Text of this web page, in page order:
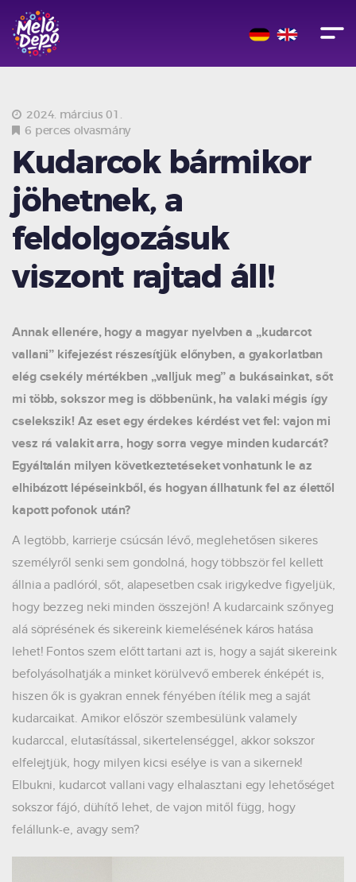
2024. március 01.
6 perces olvasmány
Kudarcok bármikor
jöhetnek, a
feldolgozásuk
viszont rajtad áll!
Annak ellenére, hogy a magyar nyelvben a „kudarcot
vallani” kifejezést részesítjük előnyben, a gyakorlatban
elég csekély mértékben „valljuk meg” a bukásainkat, sőt
mi több, sokszor meg is döbbenünk, ha valaki mégis így
cselekszik! Az eset egy érdekes kérdést vet fel: vajon mi
vesz rá valakit arra, hogy sorra vegye minden kudarcát?
Egyáltalán milyen következtetéseket vonhatunk le az
elhibázott lépéseinkből, és hogyan állhatunk fel az élettől
kapott pofonok után?
A legtöbb, karrierje csúcsán lévő, meglehetősen sikeres
személyről senki sem gondolná, hogy többször fel kellett
állnia a padlóról, sőt, alapesetben csak irigykedve figyeljük,
hogy bezzeg neki minden összejön! A kudarcaink szőnyeg
alá söprésének és sikereink kiemelésének káros hatása
lehet! Fontos szem előtt tartani azt is, hogy a saját sikereink
befolyásolhatják a minket körülvevő emberek énképét is,
hiszen ők is gyakran ennek fényében ítélik meg a saját
kudarcaikat. Amikor először szembesülünk valamely
kudarccal, elutasítással, sikertelenséggel, akkor sokszor
elfelejtjük, hogy milyen kicsi esélye is van a sikernek!
Elbukni, kudarcot vallani vagy elhalasztani egy lehetőséget
sokszor fájó, dühítő lehet, de vajon mitől függ, hogy
felállunk-e, avagy sem?